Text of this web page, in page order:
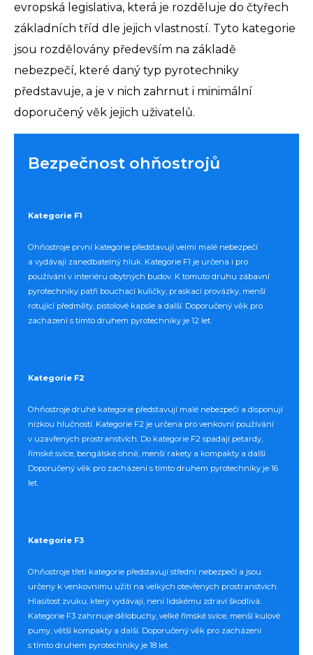
evropská legislativa, která je rozděluje do čtyřech
základních tříd dle jejich vlastností. Tyto kategorie
jsou rozdělovány především na základě
nebezpečí, které daný typ pyrotechniky
představuje, a je v nich zahrnut i minimální
doporučený věk jejich uživatelů.
Bezpečnost ohňostrojů
Kategorie F1
Ohňostroje první kategorie představují velmi malé nebezpečí
a vydávají zanedbatelný hluk. Kategorie F1 je určena i pro
používání v interiéru obytných budov. K tomuto druhu zábavní
pyrotechniky patří bouchací kuličky, praskací provázky, menší
rotující předměty, pistolové kapsle a další. Doporučený věk pro
zacházení s tímto druhem pyrotechniky je 12 let.
Kategorie F2
Ohňostroje druhé kategorie představují malé nebezpečí a disponují
nízkou hlučností. Kategorie F2 je určena pro venkovní používání
v uzavřených prostranstvích. Do kategorie F2 spadají petardy,
římské svíce, bengálské ohně, menší rakety a kompakty a další.
Doporučený věk pro zacházení s tímto druhem pyrotechniky je 16
let.
Kategorie F3
Ohňostroje třetí kategorie představují střední nebezpečí a jsou
určeny k venkovnímu užití na velkých otevřených prostranstvích.
Hlasitost zvuku, který vydávají, není lidskému zdraví škodlivá.
Kategorie F3 zahrnuje dělobuchy, velké římské svíce, menší kulové
pumy, větší kompakty a další. Doporučený věk pro zacházení
s tímto druhem pyrotechniky je 18 let.